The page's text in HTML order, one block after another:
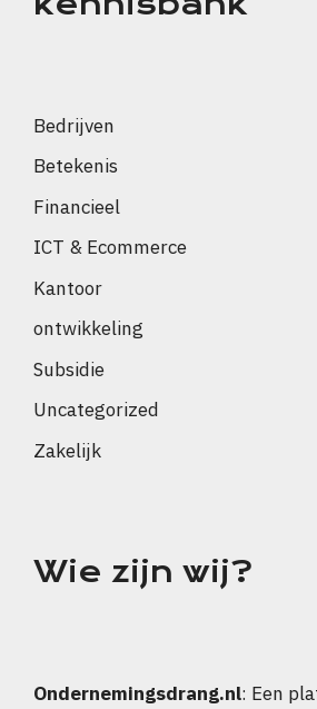
Bedrijven
Betekenis
Financieel
ICT & Ecommerce
Kantoor
ontwikkeling
Subsidie
Uncategorized
Zakelijk
Wie zijn wij?
Ondernemingsdrang.nl: Een